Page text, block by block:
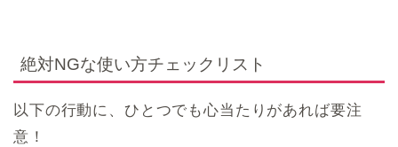
絶対NGな使い方チェックリスト
以下の行動に、ひとつでも心当たりがあれば要注
意！